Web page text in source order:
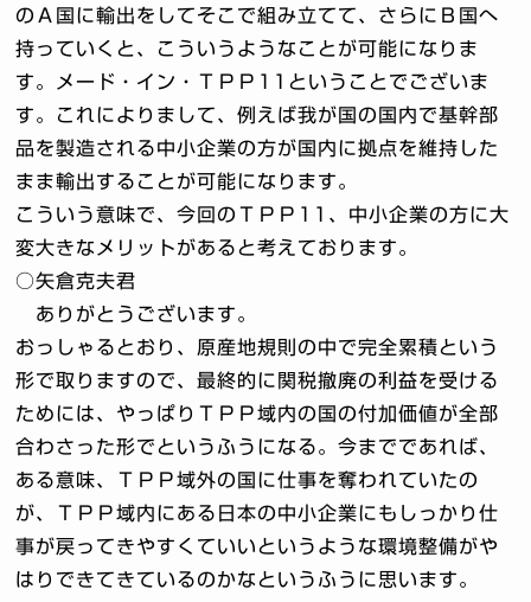
のＡ国に輸出をしてそこで組み立てて、さらにＢ国へ
持っていくと、こういうようなことが可能になりま
す。メード・イン・ＴＰＰ11ということでございま
す。これによりまして、例えば我が国の国内で基幹部
品を製造される中小企業の方が国内に拠点を維持した
まま輸出することが可能になります。
こういう意味で、今回のＴＰＰ11、中小企業の方に大
変大きなメリットがあると考えております。
○矢倉克夫君
ありがとうございます。
おっしゃるとおり、原産地規則の中で完全累積という
形で取りますので、最終的に関税撤廃の利益を受ける
ためには、やっぱりＴＰＰ域内の国の付加価値が全部
合わさった形でというふうになる。今までであれば、
ある意味、ＴＰＰ域外の国に仕事を奪われていたの
が、ＴＰＰ域内にある日本の中小企業にもしっかり仕
事が戻ってきやすくていいというような環境整備がや
はりできてきているのかなというふうに思います。